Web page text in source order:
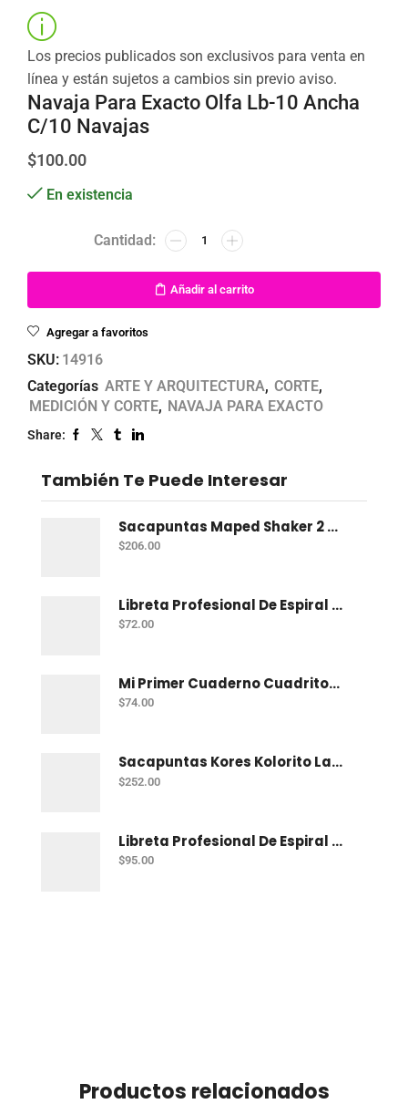
Los precios publicados son exclusivos para venta en
línea y están sujetos a cambios sin previo aviso.
Navaja Para Exacto Olfa Lb-10 Ancha
C/10 Navajas
$100.00
En existencia
Añadir al carrito
Agregar a favoritos
SKU: 14916
Categorías ARTE Y ARQUITECTURA, CORTE,
MEDICIÓN Y CORTE, NAVAJA PARA EXACTO
Share:
También Te Puede Interesar
Sacapuntas Maped Shaker 2 Orificios - Bote Con 12
$206.00
Libreta Profesional De Espiral Norma Color 100 H C-7
$72.00
Mi Primer Cuaderno Cuadritos "A" (10Mm) 50 Hojas Norma
$74.00
Sacapuntas Kores Kolorito Lapiz 1 Orif C/20
$252.00
Libreta Profesional De Espiral Printaform Arcoiris Pastel 100 H Ry
$95.00
Productos relacionados